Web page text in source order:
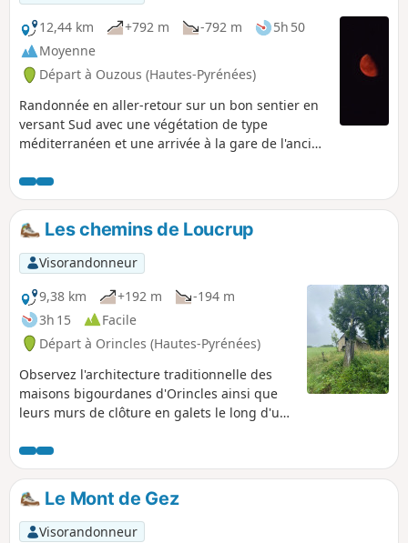
12,44 km
+792 m -792 m
5h 50
Moyenne
Départ à Ouzous (Hautes-Pyrénées)
Randonnée en aller-retour sur un bon sentier en
versant Sud avec une végétation de type
méditerranéen et une arrivée à la gare de l'ancien
Les chemins de Loucrup
Visorandonneur
9,38 km
+192 m
-194 m
3h 15
Facile
Départ à Orincles (Hautes-Pyrénées)
Observez l'architecture traditionnelle des
maisons bigourdanes d'Orincles ainsi que
leurs murs de clôture en galets le long d'un
demi-journée tout en flânant. Du haut des
côteaux vous profiterez de la belle vue sur la
chaîne des Pyrénées. Ce parcours de balade
peut se faire en marche nordique en un peu
moins de 2 h sans trop traîner.
Le Mont de Gez
Visorandonneur